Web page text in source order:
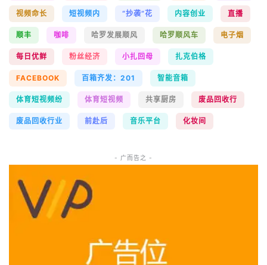
视频命长 短视频内 “抄袭”花 内容创业 直播
顺丰 咖啡 哈罗发展顺风 哈罗顺风车 电子烟
每日优鲜 粉丝经济 小扎回母 扎克伯格
FACEBOOK 百箱齐发：201 智能音箱
体育短视频纷 体育短视频 共享厨房 废品回收行
废品回收行业 前赴后 音乐平台 化妆间
- 广而告之 -